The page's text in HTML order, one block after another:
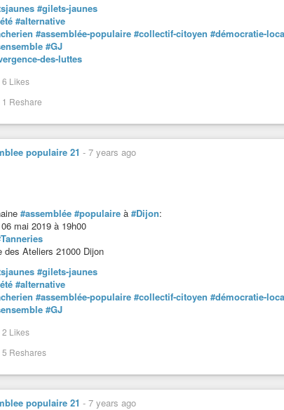
#gilets-jaunes
#alternative
#assemblée-populaire #collectif-citoyen #démocratie-
#GJ
des-luttes
6 Likes
1 Reshare
populaire 21 - 7 years ago
#assemblée #populaire à #Dijon:
mai 2019 à 19h00
des Ateliers 21000 Dijon
#gilets-jaunes
#alternative
#assemblée-populaire #collectif-citoyen #démocratie-
#GJ
2 Likes
5 Reshares
populaire 21 - 7 years ago